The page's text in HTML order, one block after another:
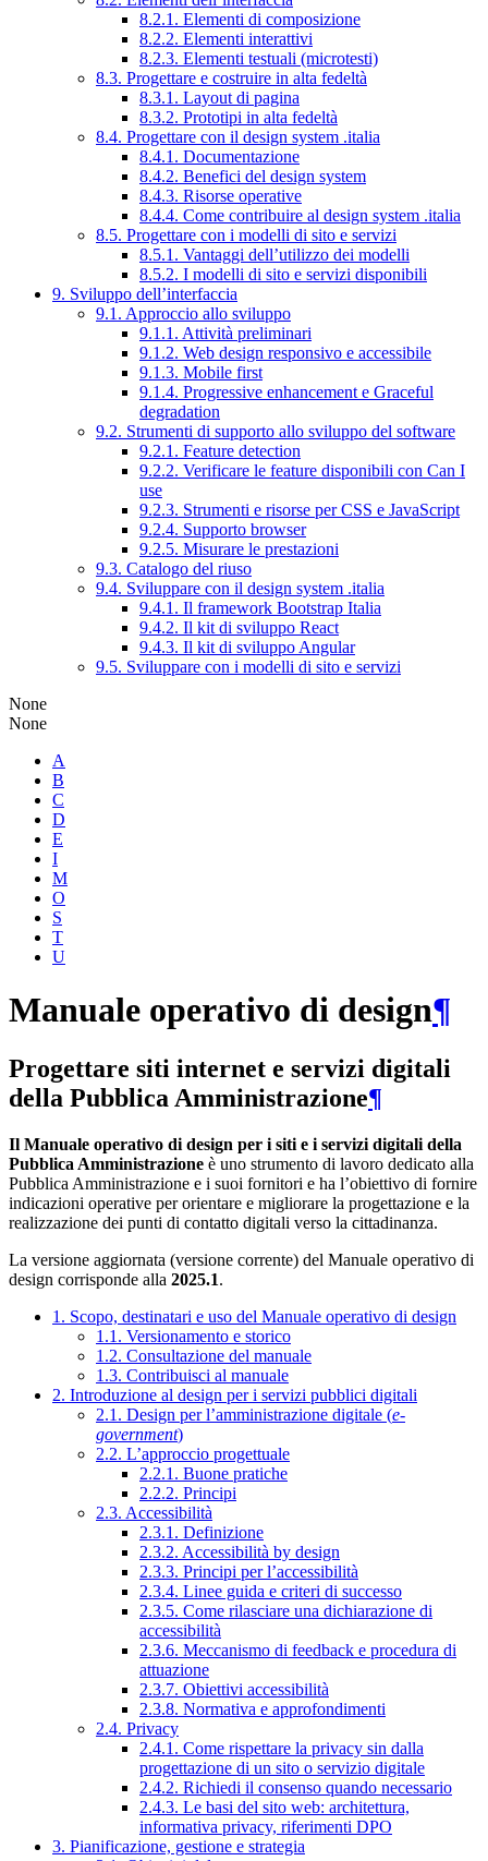
8.2.1. Elementi di composizione
8.2.2. Elementi interattivi
8.2.3. Elementi testuali (microtesti)
8.3. Progettare e costruire in alta fedeltà
8.3.1. Layout di pagina
8.3.2. Prototipi in alta fedeltà
8.4. Progettare con il design system .italia
8.4.1. Documentazione
8.4.2. Benefici del design system
8.4.3. Risorse operative
8.4.4. Come contribuire al design system .italia
8.5. Progettare con i modelli di sito e servizi
8.5.1. Vantaggi dell’utilizzo dei modelli
8.5.2. I modelli di sito e servizi disponibili
9. Sviluppo dell’interfaccia
9.1. Approccio allo sviluppo
9.1.1. Attività preliminari
9.1.2. Web design responsivo e accessibile
9.1.3. Mobile first
9.1.4. Progressive enhancement e Graceful
degradation
9.2. Strumenti di supporto allo sviluppo del software
9.2.1. Feature detection
9.2.2. Verificare le feature disponibili con Can I
use
9.2.3. Strumenti e risorse per CSS e JavaScript
9.2.4. Supporto browser
9.2.5. Misurare le prestazioni
9.3. Catalogo del riuso
9.4. Sviluppare con il design system .italia
9.4.1. Il framework Bootstrap Italia
9.4.2. Il kit di sviluppo React
9.4.3. Il kit di sviluppo Angular
9.5. Sviluppare con i modelli di sito e servizi
None
None
A
B
C
D
E
I
M
O
S
T
U
Manuale operativo di design¶
Progettare siti internet e servizi digitali
della Pubblica Amministrazione¶
Il Manuale operativo di design per i siti e i servizi digitali della
Pubblica Amministrazione è uno strumento di lavoro dedicato alla
Pubblica Amministrazione e i suoi fornitori e ha l’obiettivo di fornire
indicazioni operative per orientare e migliorare la progettazione e la
realizzazione dei punti di contatto digitali verso la cittadinanza.
La versione aggiornata (versione corrente) del Manuale operativo di
design corrisponde alla 2025.1.
1. Scopo, destinatari e uso del Manuale operativo di design
1.1. Versionamento e storico
1.2. Consultazione del manuale
1.3. Contribuisci al manuale
2. Introduzione al design per i servizi pubblici digitali
2.1. Design per l’amministrazione digitale (e-
government)
2.2. L’approccio progettuale
2.2.1. Buone pratiche
2.2.2. Principi
2.3. Accessibilità
2.3.1. Definizione
2.3.2. Accessibilità by design
2.3.3. Principi per l’accessibilità
2.3.4. Linee guida e criteri di successo
2.3.5. Come rilasciare una dichiarazione di
accessibilità
2.3.6. Meccanismo di feedback e procedura di
attuazione
2.3.7. Obiettivi accessibilità
2.3.8. Normativa e approfondimenti
2.4. Privacy
2.4.1. Come rispettare la privacy sin dalla
progettazione di un sito o servizio digitale
2.4.2. Richiedi il consenso quando necessario
2.4.3. Le basi del sito web: architettura,
informativa privacy, riferimenti DPO
3. Pianificazione, gestione e strategia